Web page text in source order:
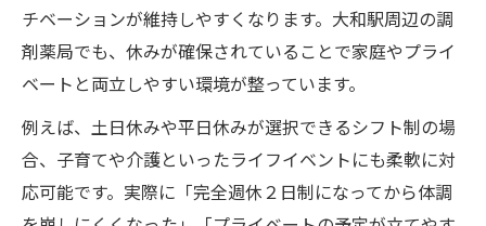
チベーションが維持しやすくなります。大和駅周辺の調
剤薬局でも、休みが確保されていることで家庭やプライ
ベートと両立しやすい環境が整っています。
例えば、土日休みや平日休みが選択できるシフト制の場
合、子育てや介護といったライフイベントにも柔軟に対
応可能です。実際に「完全週休２日制になってから体調